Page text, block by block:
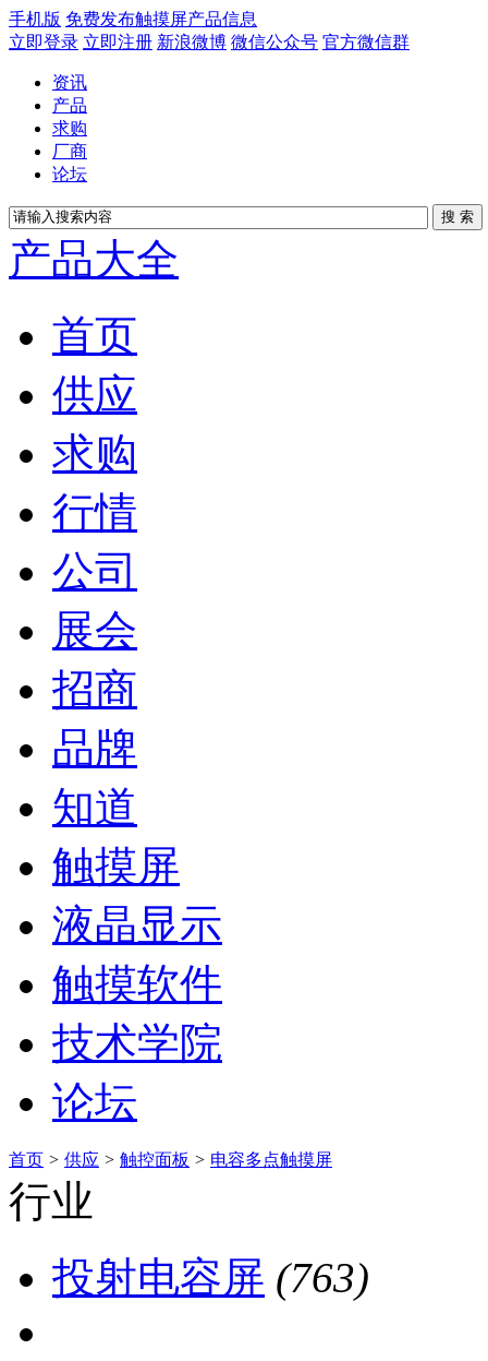
手机版 免费发布触摸屏产品信息
立即登录 立即注册 新浪微博 微信公众号 官方微信群
资讯
产品
求购
厂商
论坛
产品大全
首页
供应
求购
行情
公司
展会
招商
品牌
知道
触摸屏
液晶显示
触摸软件
技术学院
论坛
首页 > 供应 > 触控面板 > 电容多点触摸屏
行业
投射电容屏 (763)